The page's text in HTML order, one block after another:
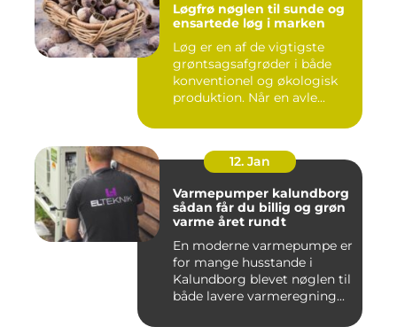
Løgfrø nøglen til sunde og
ensartede løg i marken
Løg er en af de vigtigste
grøntsagsafgrøder i både
konventionel og økologisk
produktion. Når en avle...
12. Jan
Varmepumper kalundborg
sådan får du billig og grøn
varme året rundt
En moderne varmepumpe er
for mange husstande i
Kalundborg blevet nøglen til
både lavere varmeregning...